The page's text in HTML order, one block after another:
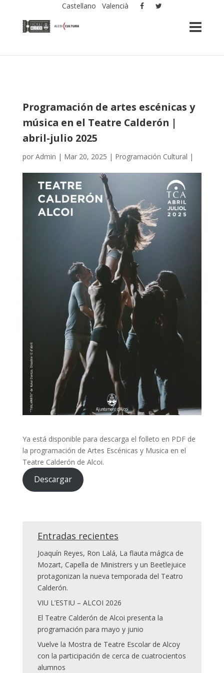
Castellano Valencià
Programación de artes escénicas y
música en el Teatre Calderón |
abril-julio 2025
por Admin | Mar 20, 2025 | Programación Cultural |
Ya está disponible para descarga el folleto en PDF de
la programación de Artes Escénicas y Musica en el
Teatre Calderón de Alcoi.
Descargar
Entradas recientes
Joaquín Reyes, Ron Lalá, La flauta mágica de
Mozart, Capella de Ministrers y un Beetlejuice
protagonizan la nueva temporada del Teatro
Calderón.
VIU L’ESTIU – ALCOI 2026
El Teatre Calderón de Alcoi presenta la
programación para mayo y junio
Vuelve la Mostra de Teatre Escolar de Alcoy
con la participación de cerca de cuatrocientos
alumnos